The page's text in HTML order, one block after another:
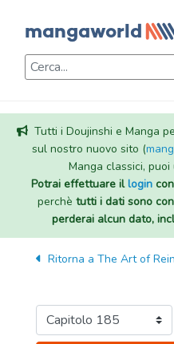
Tutti i Doujinshi e Manga
sul nostro nuovo sito (
Manga classici, puoi
Potrai effettuare illogincon
perchè tutti i dati sono
perderai alcun dato,
Ritorna a The Art of